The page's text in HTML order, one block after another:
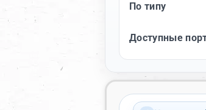
По типу
Доступные